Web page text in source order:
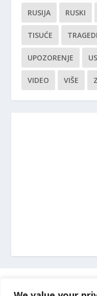
RUSIJA RUSKI
TISUĆE
UPOZORENJE
VIDEO VIŠE